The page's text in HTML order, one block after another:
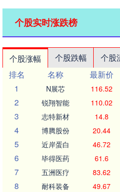
个股实时涨跌榜
个股涨幅 个股跌幅 个股
排名
名称 最新价
1
N展芯 116.52
2 锐翔智能 110.02
3 志特新材 14.8
4 博腾股份 20.44
5 近岸蛋白 46.72
6 毕得医药 61.6
7 五洲医疗 83.62
8 耐科装备 49.67